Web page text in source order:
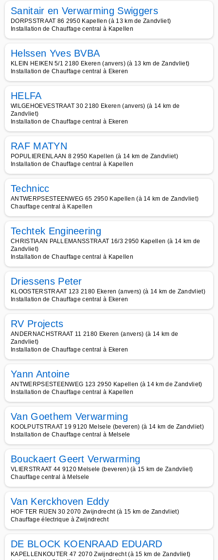
Sanitair en Verwarming Swiggers
DORPSSTRAAT 86 2950 Kapellen (à 13 km de Zandvliet)
Installation de Chauffage central à Kapellen
Helssen Yves BVBA
KLEIN HEIKEN 5/1 2180 Ekeren (anvers) (à 13 km de Zandvliet)
Installation de Chauffage central à Ekeren
HELFA
WILGEHOEVESTRAAT 30 2180 Ekeren (anvers) (à 14 km de
Zandvliet)
Installation de Chauffage central à Ekeren
RAF MATYN
POPULIERENLAAN 8 2950 Kapellen (à 14 km de Zandvliet)
Installation de Chauffage central à Kapellen
Technicc
ANTWERPSESTEENWEG 65 2950 Kapellen (à 14 km de Zandvliet)
Chauffage central à Kapellen
Techtek Engineering
CHRISTIAAN PALLEMANSSTRAAT 16/3 2950 Kapellen (à 14 km de
Zandvliet)
Installation de Chauffage central à Kapellen
Driessens Peter
KLOOSTERSTRAAT 123 2180 Ekeren (anvers) (à 14 km de Zandvliet)
Installation de Chauffage central à Ekeren
RV Projects
ANDERNACHSTRAAT 11 2180 Ekeren (anvers) (à 14 km de
Zandvliet)
Installation de Chauffage central à Ekeren
Yann Antoine
ANTWERPSESTEENWEG 123 2950 Kapellen (à 14 km de Zandvliet)
Installation de Chauffage central à Kapellen
Van Goethem Verwarming
KOOLPUTSTRAAT 19 9120 Melsele (beveren) (à 14 km de Zandvliet)
Installation de Chauffage central à Melsele
Bouckaert Geert Verwarming
VLIERSTRAAT 44 9120 Melsele (beveren) (à 15 km de Zandvliet)
Chauffage central à Melsele
Van Kerckhoven Eddy
HOF TER RIJEN 30 2070 Zwijndrecht (à 15 km de Zandvliet)
Chauffage électrique à Zwijndrecht
DE BLOCK KOENRAAD EDUARD
KAPELLENKOUTER 47 2070 Zwijndrecht (à 15 km de Zandvliet)